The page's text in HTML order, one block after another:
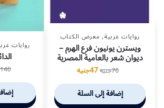
روايات عربية,معرض الكتاب
ويسترن يونيون فرع الهرم –
ديوان شعر بالعامية المصرية
70جنيه47جنيه
إضافة إلى السلة
روايات
140